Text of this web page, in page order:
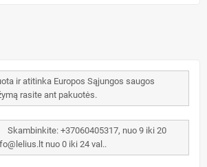
ir atitinka Europos Sąjungos saugos
rasite ant pakuotės.
+37060405317, nuo 9 iki 20
nuo 0 iki 24 val..